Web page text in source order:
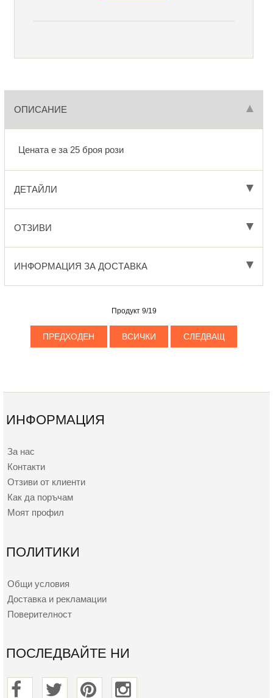
ОПИСАНИЕ
Цената е за 25 броя рози
ДЕТАЙЛИ
ОТЗИВИ
ИНФОРМАЦИЯ ЗА ДОСТАВКА
Продукт 9/19
ПРЕДХОДЕН ВСИЧКИ СЛЕДВАЩ
ИНФОРМАЦИЯ
За нас
Контакти
Отзиви от клиенти
Как да поръчам
Моят профил
ПОЛИТИКИ
Общи условия
Доставка и рекламации
Поверителност
ПОСЛЕДВАЙТЕ НИ